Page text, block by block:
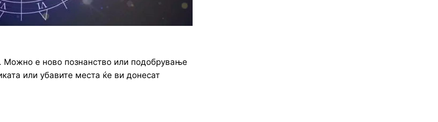
Можно е ново познанство или подобрување
или убавите места ќе ви донесат